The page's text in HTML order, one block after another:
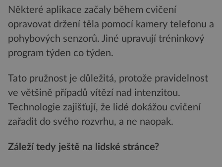
Některé aplikace začaly během cvičení
opravovat držení těla pomocí kamery telefonu a
pohybových senzorů. Jiné upravují tréninkový
program týden co týden.
Tato pružnost je důležitá, protože pravidelnost
ve většině případů vítězí nad intenzitou.
Technologie zajišťují, že lidé dokážou cvičení
zařadit do svého rozvrhu, a ne naopak.
Záleží tedy ještě na lidské stránce?